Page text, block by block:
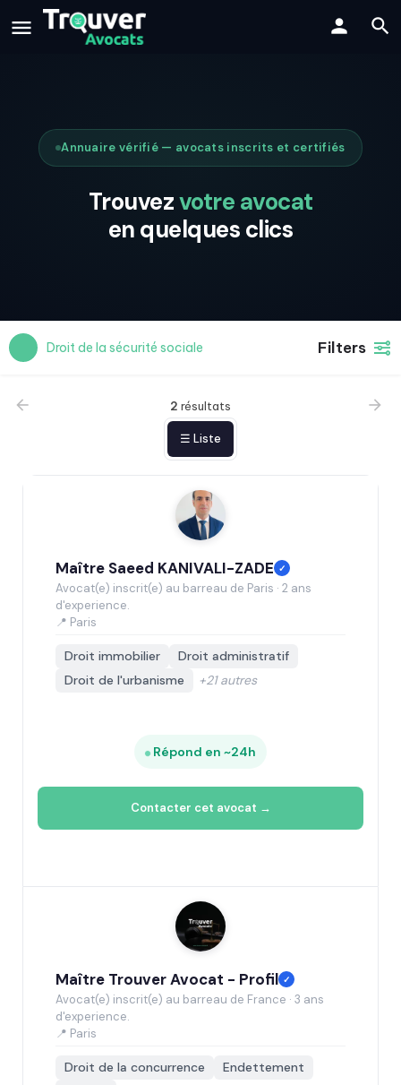
Annuaire vérifié — avocats inscrits et certifiés
Trouvezvotre avocat
en quelques clics
Droit de la sécurité sociale Filters
2 résultats
☰ Liste
Maître Saeed KANIVALI-ZADE ✓
Avocat(e) inscrit(e) au barreau de Paris · 2 ans
d'experience.
📍 Paris
Droit immobilier
Droit administratif
Droit de l'urbanisme
+21 autres
Répond en ~24h
Contacter cet avocat →
Maître Trouver Avocat - Profil ✓
Avocat(e) inscrit(e) au barreau de France · 3 ans
d'experience.
📍 Paris
Droit de la concurrence
Endettement